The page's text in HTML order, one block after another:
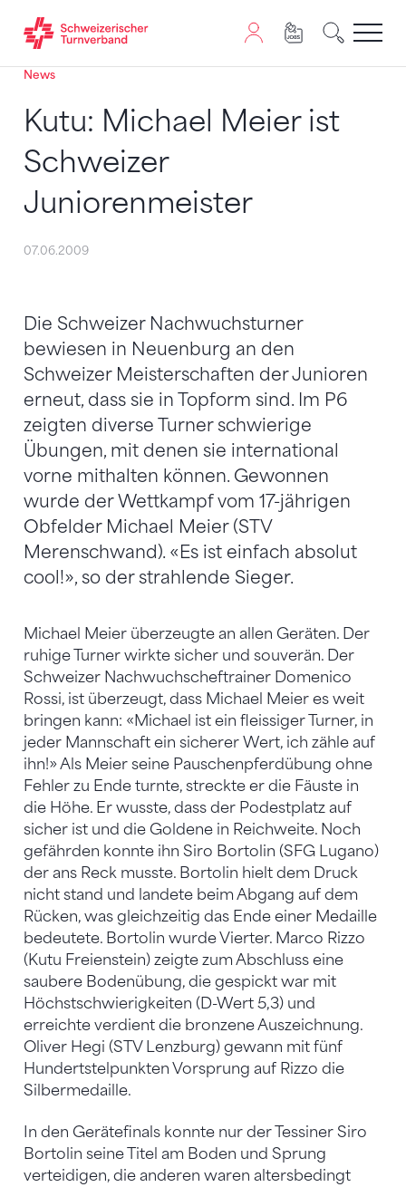
Zum Inhalt springen
Zur Sitemap navigieren
Zum Navigieren dieser Seite wird JavaScript benötigt.
News
Kutu: Michael Meier ist
Schweizer
Juniorenmeister
07.06.2009
Die Schweizer Nachwuchsturner
bewiesen in Neuenburg an den
Schweizer Meisterschaften der Junioren
erneut, dass sie in Topform sind. Im P6
zeigten diverse Turner schwierige
Übungen, mit denen sie international
vorne mithalten können. Gewonnen
wurde der Wettkampf vom 17-jährigen
Obfelder Michael Meier (STV
Merenschwand). «Es ist einfach absolut
cool!», so der strahlende Sieger.
Michael Meier überzeugte an allen Geräten. Der
ruhige Turner wirkte sicher und souverän. Der
Schweizer Nachwuchscheftrainer Domenico
Rossi, ist überzeugt, dass Michael Meier es weit
bringen kann: «Michael ist ein fleissiger Turner, in
jeder Mannschaft ein sicherer Wert, ich zähle auf
ihn!» Als Meier seine Pauschenpferdübung ohne
Fehler zu Ende turnte, streckte er die Fäuste in
die Höhe. Er wusste, dass der Podestplatz auf
sicher ist und die Goldene in Reichweite. Noch
gefährden konnte ihn Siro Bortolin (SFG Lugano)
der ans Reck musste. Bortolin hielt dem Druck
nicht stand und landete beim Abgang auf dem
Rücken, was gleichzeitig das Ende einer Medaille
bedeutete. Bortolin wurde Vierter. Marco Rizzo
(Kutu Freienstein) zeigte zum Abschluss eine
saubere Bodenübung, die gespickt war mit
Höchstschwierigkeiten (D-Wert 5,3) und
erreichte verdient die bronzene Auszeichnung.
Oliver Hegi (STV Lenzburg) gewann mit fünf
Hundertstelpunkten Vorsprung auf Rizzo die
Silbermedaille.
In den Gerätefinals konnte nur der Tessiner Siro
Bortolin seine Titel am Boden und Sprung
verteidigen, die anderen waren altersbedingt